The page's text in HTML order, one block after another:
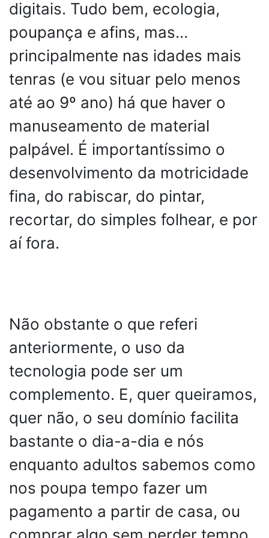
digitais. Tudo bem, ecologia,
poupança e afins, mas…
principalmente nas idades mais
tenras (e vou situar pelo menos
até ao 9º ano) há que haver o
manuseamento de material
palpável. É importantíssimo o
desenvolvimento da motricidade
fina, do rabiscar, do pintar,
recortar, do simples folhear, e por
aí fora.
Não obstante o que referi
anteriormente, o uso da
tecnologia pode ser um
complemento. E, quer queiramos,
quer não, o seu domínio facilita
bastante o dia-a-dia e nós
enquanto adultos sabemos como
nos poupa tempo fazer um
pagamento a partir de casa, ou